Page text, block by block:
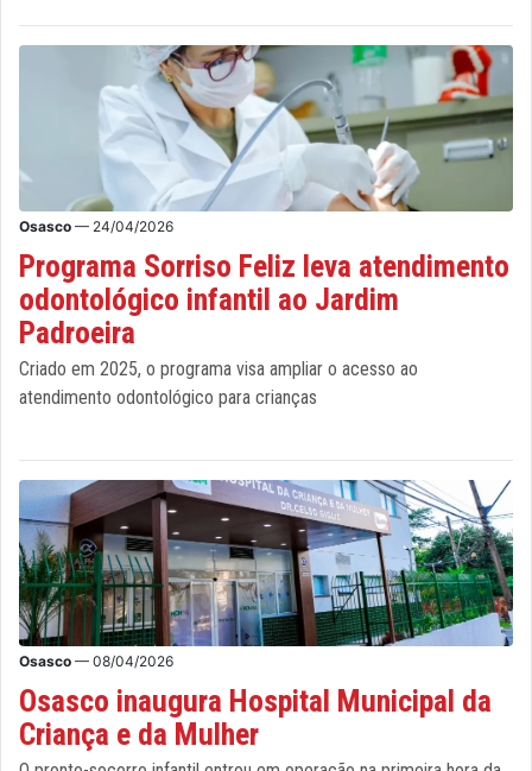
Osasco — 24/04/2026
Programa Sorriso Feliz leva atendimento
odontológico infantil ao Jardim
Padroeira
Criado em 2025, o programa visa ampliar o acesso ao
atendimento odontológico para crianças
Osasco — 08/04/2026
Osasco inaugura Hospital Municipal da
Criança e da Mulher